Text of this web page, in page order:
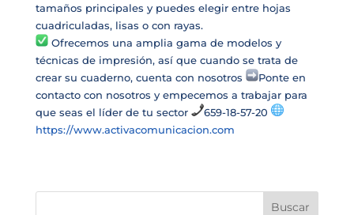
tamaños principales y puedes elegir entre hojas
cuadriculadas, lisas o con rayas.
Ofrecemos una amplia gama de modelos y
técnicas de impresión, así que cuando se trata de
crear su cuaderno, cuenta con nosotros
Ponte en
contacto con nosotros y empecemos a trabajar para
que seas el líder de tu sector
659-18-57-20
https://www.activacomunicacion.com
Buscar